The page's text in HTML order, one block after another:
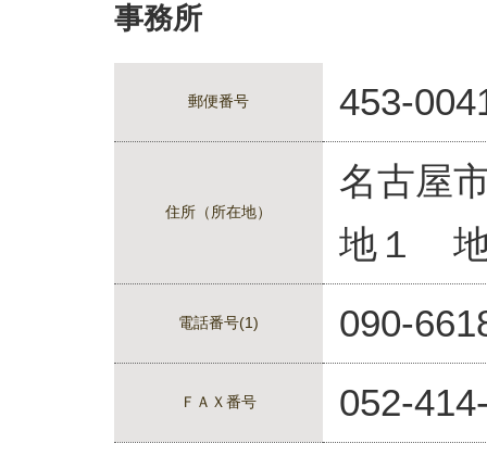
事務所
郵便番号 453-
住所（所在地）
名古屋
地１ 地
電話番号(1) 090-
ＦＡＸ番号 052-